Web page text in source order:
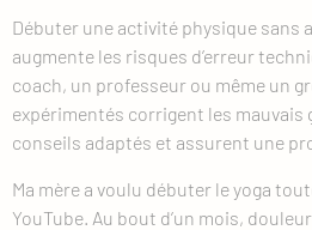
Débuter une activité physique sans
augmente les risques d’erreur
coach, un professeur ou même un
expérimentés corrigent les mauvais
conseils adaptés et assurent une
Ma mère a voulu débuter le yoga
YouTube. Au bout d’un mois,